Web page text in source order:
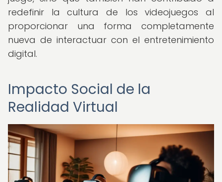
redefinir la cultura de los videojuegos al
proporcionar una forma completamente
nueva de interactuar con el entretenimiento
digital.
Impacto Social de la
Realidad Virtual